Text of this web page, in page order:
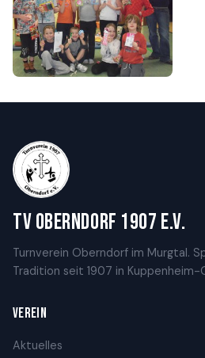
TV Oberndorf 1907 e.V.
Turnverein Oberndorf im Murgtal.
Tradition seit 1907 in Kuppenheim-
VEREIN
Aktuelles